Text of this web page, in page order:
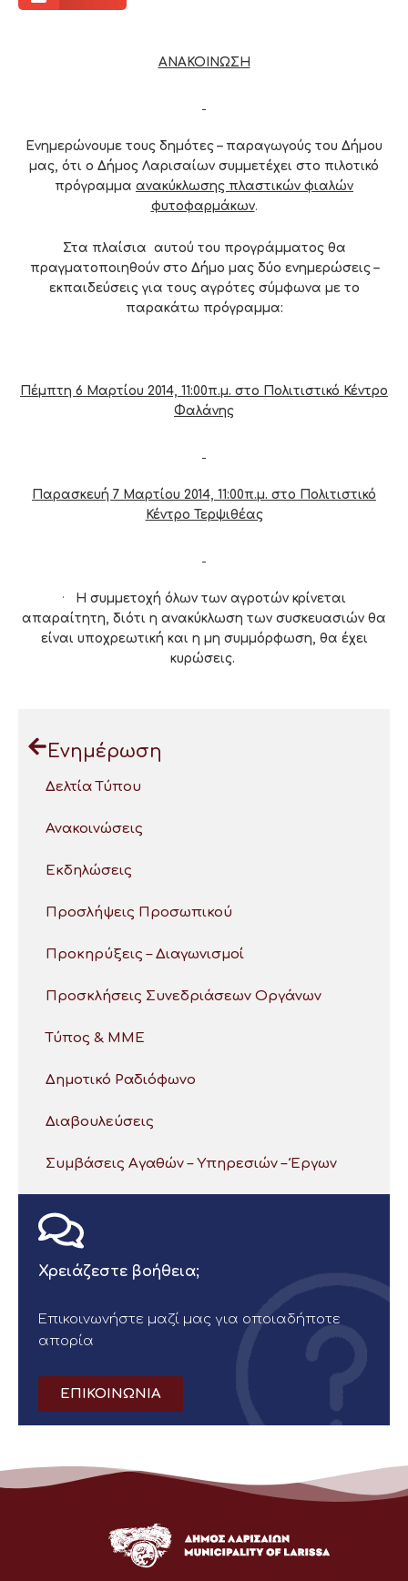
ΑΝΑΚΟΙΝΩΣΗ
Ενημερώνουμε τους δημότες – παραγωγούς του Δήμου
μας, ότι ο Δήμος Λαρισαίων συμμετέχει στο πιλοτικό
πρόγραμμα ανακύκλωσης πλαστικών φιαλών
φυτοφαρμάκων.
Στα πλαίσια αυτού του προγράμματος θα
πραγματοποιηθούν στο Δήμο μας δύο ενημερώσεις –
εκπαιδεύσεις για τους αγρότες σύμφωνα με το
παρακάτω πρόγραμμα:
Πέμπτη 6 Μαρτίου 2014, 11:00π.μ. στο Πολιτιστικό Κέντρο
Φαλάνης
Παρασκευή 7 Μαρτίου 2014, 11:00π.μ. στο Πολιτιστικό
Κέντρο Τερψιθέας
·
Η συμμετοχή όλων των αγροτών κρίνεται
απαραίτητη, διότι η ανακύκλωση των συσκευασιών θα
είναι υποχρεωτική και η μη συμμόρφωση, θα έχει
κυρώσεις.
Ενημέρωση
Δελτία Τύπου
Ανακοινώσεις
Εκδηλώσεις
Προσλήψεις Προσωπικού
Προκηρύξεις – Διαγωνισμοί
Προσκλήσεις Συνεδριάσεων Οργάνων
Τύπος & ΜΜΕ
Δημοτικό Ραδιόφωνο
Διαβουλεύσεις
Συμβάσεις Αγαθών – Υπηρεσιών – Έργων
Χρειάζεστε βοήθεια;
Επικοινωνήστε μαζί μας για οποιαδήποτε
απορία
ΕΠΙΚΟΙΝΩΝΙΑ